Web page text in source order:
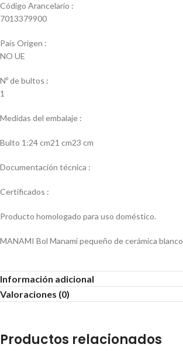
Código Arancelario :
7013379900
País Origen :
NO UE
Nº de bultos :
1
Medidas del embalaje :
Bulto 1:24 cm21 cm23 cm
Documentación técnica :
Certificados :
Producto homologado para uso doméstico.
MANAMI Bol Manami pequeño de cerámica blanco
Información adicional
Valoraciones (0)
Productos relacionados